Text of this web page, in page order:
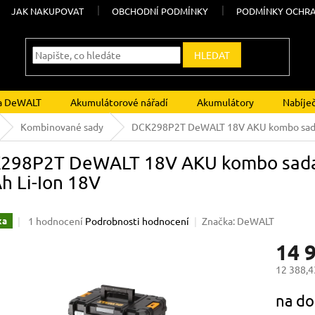
JAK NAKUPOVAT OBCHODNÍ PODMÍNKY PODMÍNKY
HLEDAT
DeWALT Akumulátorové nářadí Akumulátory
Kombinované sady DCK298P2T DeWALT 18V AKU kombo
DeWALT 18V AKU kombo
Li-Ion 18V
Průměrné
1 hodnocení Podrobnosti hodnocení Značka: DeWALT
14
12
cena:
na